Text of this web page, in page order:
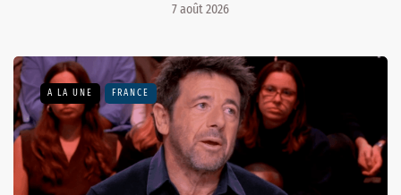
7 août 2026
A LA UNE FRANCE